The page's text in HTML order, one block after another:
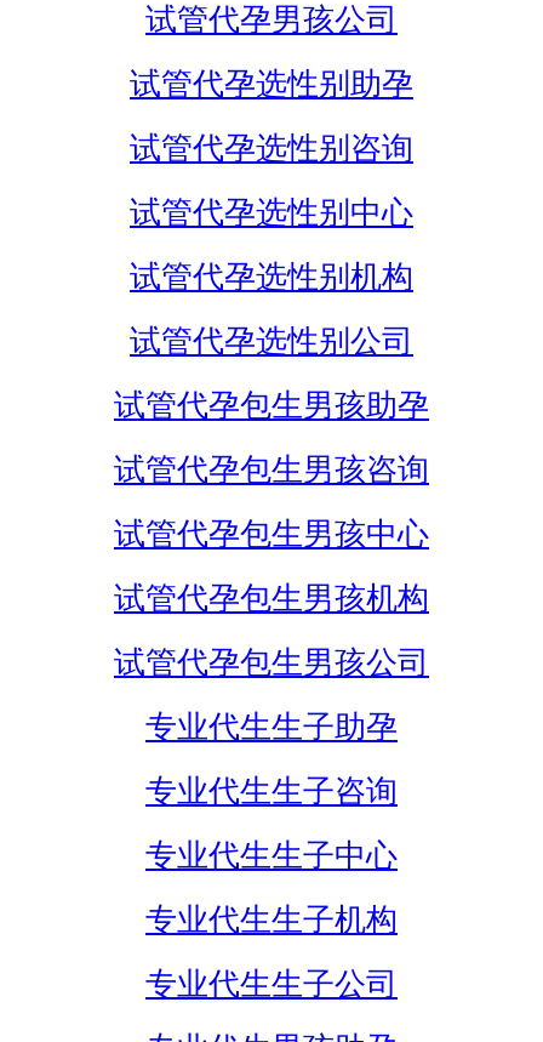
试管代孕男孩公司
试管代孕选性别助孕
试管代孕选性别咨询
试管代孕选性别中心
试管代孕选性别机构
试管代孕选性别公司
试管代孕包生男孩助孕
试管代孕包生男孩咨询
试管代孕包生男孩中心
试管代孕包生男孩机构
试管代孕包生男孩公司
专业代生生子助孕
专业代生生子咨询
专业代生生子中心
专业代生生子机构
专业代生生子公司